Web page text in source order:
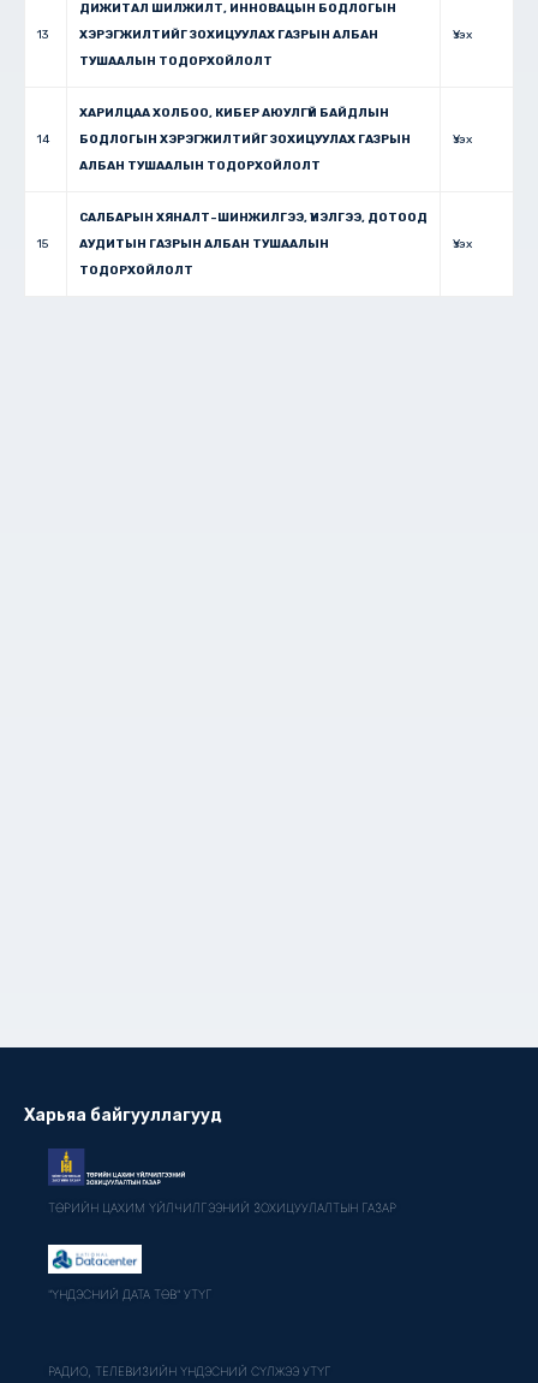
13
ДИЖИТАЛ ШИЛЖИЛТ, ИННОВАЦЫН БОДЛОГЫН
ХЭРЭГЖИЛТИЙГ ЗОХИЦУУЛАХ ГАЗРЫН АЛБАН
ТУШААЛЫН ТОДОРХОЙЛОЛТ
Үзэх
14
ХАРИЛЦАА ХОЛБОО, КИБЕР АЮУЛГҮЙ БАЙДЛЫН
БОДЛОГЫН ХЭРЭГЖИЛТИЙГ ЗОХИЦУУЛАХ ГАЗРЫН
АЛБАН ТУШААЛЫН ТОДОРХОЙЛОЛТ
Үзэх
15
САЛБАРЫН ХЯНАЛТ-ШИНЖИЛГЭЭ, ҮНЭЛГЭЭ, ДОТООД
АУДИТЫН ГАЗРЫН АЛБАН ТУШААЛЫН
ТОДОРХОЙЛОЛТ
Үзэх
Харьяа байгууллагууд
ТӨРИЙН ЦАХИМ ҮЙЛЧИЛГЭЭНИЙ ЗОХИЦУУЛАЛТЫН ГАЗАР
"ҮНДЭСНИЙ ДАТА ТӨВ" УТҮГ
РАДИО, ТЕЛЕВИЗИЙН ҮНДЭСНИЙ СҮЛЖЭЭ УТҮГ